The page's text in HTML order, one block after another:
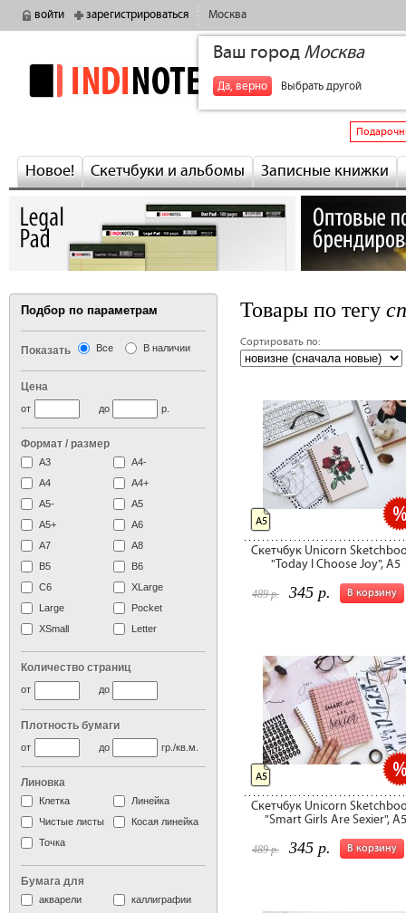
войти зарегистрироваться Москва
Ваш город Москва
Да, верно Выбрать другой
indinotes
Новое! Скетчбуки и альбомы Записные книжки
Товары по тегу
Сортировать по:
Скетчбук Unicorn
"Today I Choose Joy", А5
В корзину
489 р. 345 р.
А5
Скетчбук Unicorn
"Smart Girls Are Sexier", А5
В корзину
489 р. 345 р.
А5
Подбор по параметрам
Показать Все В наличии
Цена
до
от р.
Формат / размер
А3
А4-
А4
A4+
А5-
А5
A5+
А6
А7
A8
B5
B6
C6
XLarge
Large
Pocket
XSmall
Letter
Количество страниц
до
от
Плотность бумаги
до
от гр./кв.м.
Линовка
Клетка
Линейка
Чистые листы
Косая линейка
Точка
Бумага для
акварели
каллиграфии